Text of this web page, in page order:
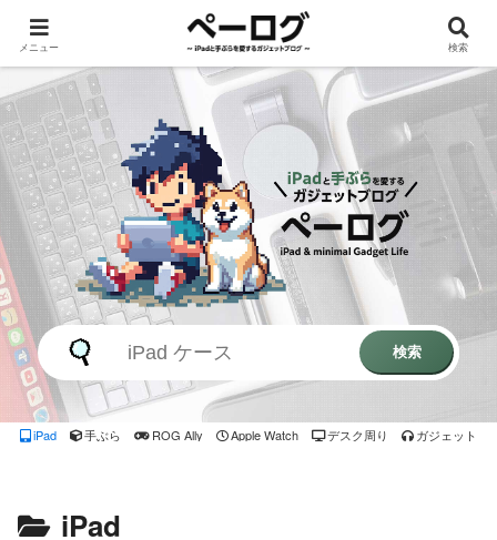
検索
iPad 手ぶら ROG Ally Apple Watch デスク周り ガジェット
iPad
メニュー 検索